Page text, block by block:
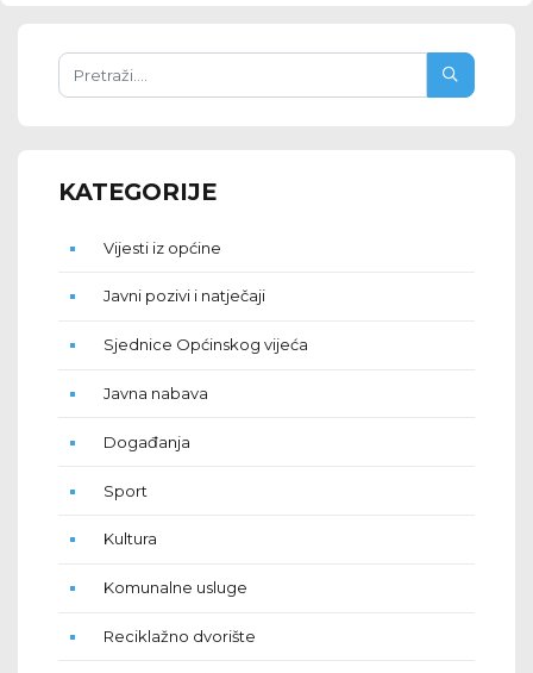
KATEGORIJE
Vijesti iz općine
Javni pozivi i natječaji
Sjednice Općinskog vijeća
Javna nabava
Događanja
Sport
Kultura
Komunalne usluge
Reciklažno dvorište